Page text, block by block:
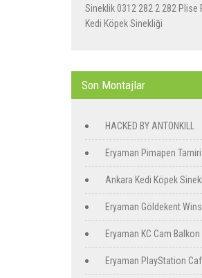
Sineklik 0312 282 2 282 Plise
Kedi Köpek Sinekliği
Son Montajlar
HACKED BY ANTONKILL
Eryaman Pimapen Tamiri
Ankara Kedi Köpek
Eryaman Göldekent
Eryaman KC Cam Balkon
Eryaman PlayStation